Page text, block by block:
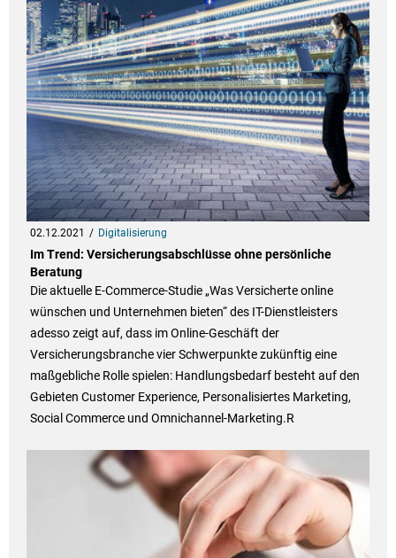
02.12.2021 Digitalisierung
Im Trend: Versicherungsabschlüsse ohne persönliche
Beratung
Die aktuelle E-Commerce-Studie „Was Versicherte online
wünschen und Unternehmen bieten“ des IT-Dienstleisters
adesso zeigt auf, dass im Online-Geschäft der
Versicherungsbranche vier Schwerpunkte zukünftig eine
maßgebliche Rolle spielen: Handlungsbedarf besteht auf den
Gebieten Customer Experience, Personalisiertes Marketing,
Social Commerce und Omnichannel-Marketing.R